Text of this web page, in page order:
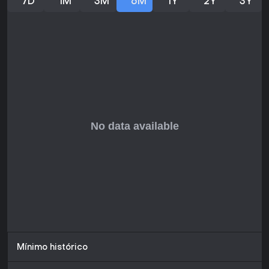
7D 1M 3M 6M 1Y 2Y 3Y
Mínimo histórico